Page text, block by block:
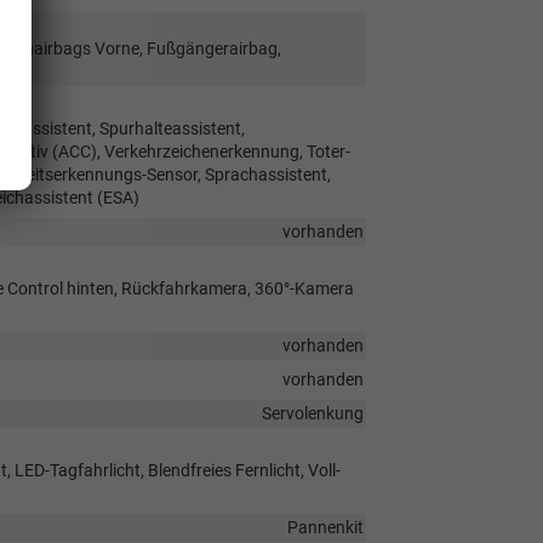
Vorne, Fußgängerairbag,
Spurhalteassistent,
(ACC), Verkehrzeichenerkennung, Toter-
Sensor, Sprachassistent,
(ESA)
vorhanden
hinten, Rückfahrkamera, 360°-Kamera
vorhanden
vorhanden
Servolenkung
LED-Tagfahrlicht, Blendfreies Fernlicht, Voll-
Pannenkit